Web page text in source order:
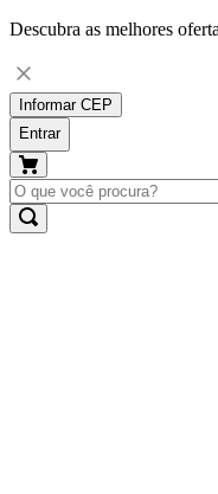
Descubra as melhores
Informar CEP
Entrar